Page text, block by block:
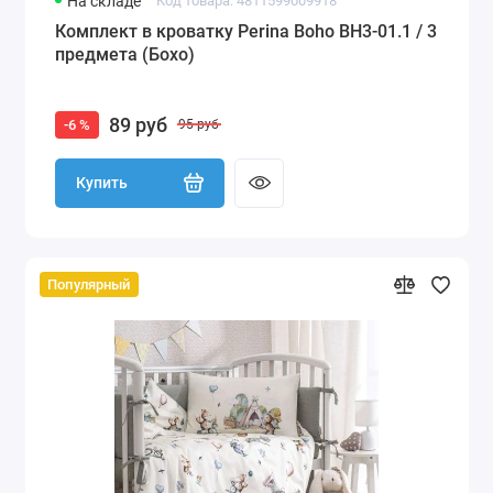
Комплект в кроватку Perina Boho BH3-01.1 / 3
предмета (Бохо)
-6 % 89 руб 95 руб
Купить
Популярный